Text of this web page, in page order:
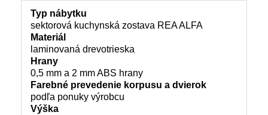
Typ nábytku
sektorová kuchynská zostava REA ALFA
Materiál
laminovaná drevotrieska
Hrany
0,5 mm a 2 mm ABS hrany
Farebné prevedenie korpusu a dvierok
podľa ponuky výrobcu
Výška